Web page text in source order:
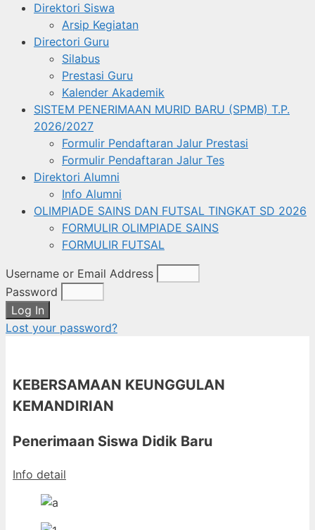
Direktori Siswa
Arsip Kegiatan
Directori Guru
Silabus
Prestasi Guru
Kalender Akademik
SISTEM PENERIMAAN MURID BARU (SPMB) T.P.
2026/2027
Formulir Pendaftaran Jalur Prestasi
Formulir Pendaftaran Jalur Tes
Direktori Alumni
Info Alumni
OLIMPIADE SAINS DAN FUTSAL TINGKAT SD 2026
FORMULIR OLIMPIADE SAINS
FORMULIR FUTSAL
Username or Email Address
Password
Log In
Lost your password?
KEBERSAMAAN KEUNGGULAN
KEMANDIRIAN
Penerimaan Siswa Didik Baru
Info detail